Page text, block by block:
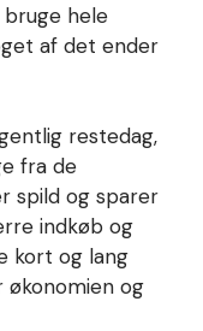
hele
af det ender
restedag,
fra de
spild og sparer
indkøb og
kort og lang
og